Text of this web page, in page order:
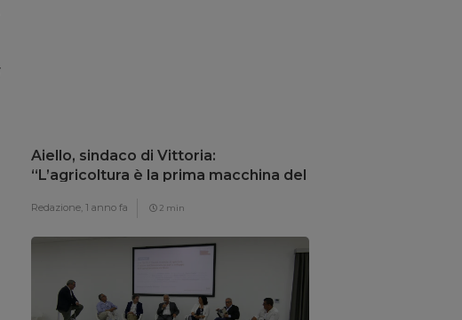
Aiello, sindaco di Vittoria:
“L’agricoltura è la prima macchina del
Redazione, 1 anno fa 2 min